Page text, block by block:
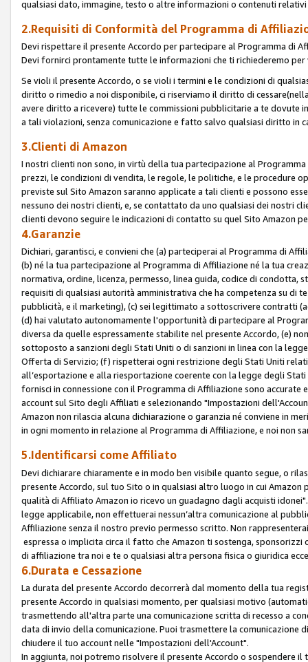
qualsiasi dato, immagine, testo o altre informazioni o contenuti
2.Requisiti di Conformità del Programma di
Devi rispettare il presente Accordo per partecipare al Programma di
Devi fornirci prontamente tutte le informazioni che ti richiederemo
Se violi il presente Accordo, o se violi i termini e le condizioni di
diritto o rimedio a noi disponibile, ci riserviamo il diritto di
avere diritto a ricevere) tutte le commissioni pubblicitarie a te dovute
a tali violazioni, senza comunicazione e fatto salvo qualsiasi diritto in
3.Clienti di Amazon
I nostri clienti non sono, in virtù della tua partecipazione al
prezzi, le condizioni di vendita, le regole, le politiche, e le procedure
previste sul Sito Amazon saranno applicate a tali clienti e possono
nessuno dei nostri clienti, e, se contattato da uno qualsiasi dei nostri
clienti devono seguire le indicazioni di contatto su quel Sito Amazon
4.Garanzie
Dichiari, garantisci, e convieni che (a) parteciperai al Programma di
(b) né la tua partecipazione al Programma di Affiliazione né la tua
normativa, ordine, licenza, permesso, linea guida, codice di
requisiti di qualsiasi autorità amministrativa che ha competenza su di
pubblicità, e il marketing), (c) sei legittimato a sottoscrivere contratti
(d) hai valutato autonomamente l'opportunità di partecipare al
diversa da quelle espressamente stabilite nel presente Accordo, (e)
sottoposto a sanzioni degli Stati Uniti o di sanzioni in linea con la
Offerta di Servizio; (f) rispetterai ogni restrizione degli Stati Uniti
all’esportazione e alla riesportazione coerente con la legge degli
fornisci in connessione con il Programma di Affiliazione sono
account sul Sito degli Affiliati e selezionando "Impostazioni
Amazon non rilascia alcuna dichiarazione o garanzia né conviene in
in ogni momento in relazione al Programma di Affiliazione, e noi non
5.Identificarsi come Affiliato
Devi dichiarare chiaramente e in modo ben visibile quanto segue, o
presente Accordo, sul tuo Sito o in qualsiasi altro luogo in cui
qualità di Affiliato Amazon io ricevo un guadagno dagli acquisti
legge applicabile, non effettuerai nessun’altra comunicazione al
Affiliazione senza il nostro previo permesso scritto. Non
espressa o implicita circa il fatto che Amazon ti sostenga,
di affiliazione tra noi e te o qualsiasi altra persona fisica o giuridica
6.Durata e Cessazione
La durata del presente Accordo decorrerà dal momento della tua
presente Accordo in qualsiasi momento, per qualsiasi motivo
trasmettendo all'altra parte una comunicazione scritta di recesso a
data di invio della comunicazione. Puoi trasmettere la
chiudere il tuo account nelle "Impostazioni dell'Account".
In aggiunta, noi potremo risolvere il presente Accordo o sospendere